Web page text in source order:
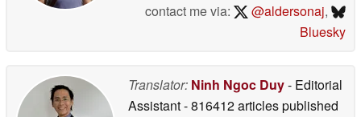
contact me via:
@aldersonaj,
Bluesky
Translator: Ninh Ngoc Duy- Editorial
Assistant- 816412 articles published